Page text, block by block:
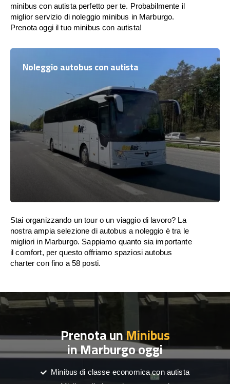
minibus con autista perfetto per te. Probabilmente il
miglior servizio di noleggio minibus in Marburgo.
Prenota oggi il tuo minibus con autista!
Noleggio autobus con autista
Stai organizzando un tour o un viaggio di lavoro? La
nostra ampia selezione di autobus a noleggio è tra le
migliori in Marburgo. Sappiamo quanto sia importante
il comfort, per questo offriamo spaziosi autobus
charter con fino a 58 posti.
Prenota unMinibus
in Marburgo oggi
Minibus di classe economica con autista